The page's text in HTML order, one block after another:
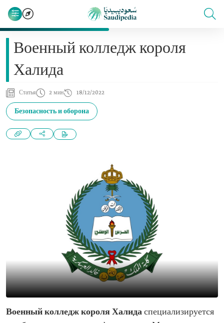
Военный колледж короля
Халида
Статья 2 мин 18/12/2022
Безопасность и оборона
Военный колледж короля Халидаспециализируется